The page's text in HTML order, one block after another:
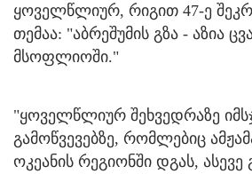
ყოველწლიურ, რიგით 47-ე
თემაა: "აბრეშუმის გზა - აზია
მსოფლიოში."
"ყოველწლიურ შეხვედრაზე
გამოწვევებზე, რომლებიც
ოკეანის რეგიონში დგას, ასევე